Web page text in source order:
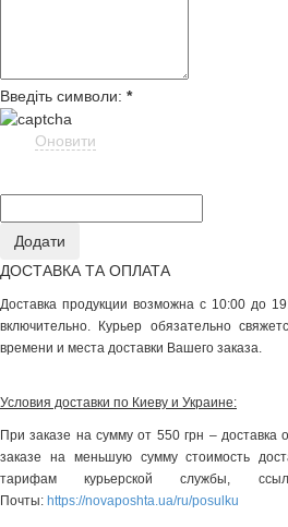
Введіть символи: *
Оновити
ДОСТАВКА ТА ОПЛАТА
Доставка продукции возможна с 10:00 до
включительно. Курьер обязательно
времени и места доставки Вашего заказа.
Условия доставки по Киеву и Украине:
При заказе на сумму от 550 грн – доставка
заказе на меньшую сумму стоимость
тарифам курьерской службы,
Почты: https://novaposhta.ua/ru/posulku